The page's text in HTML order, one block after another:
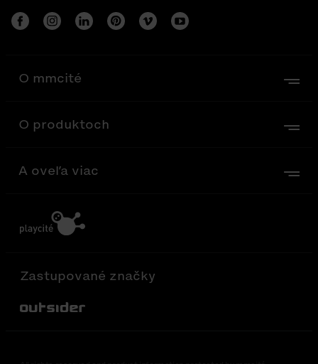
O mmcité
O produktoch
A oveľa viac
Zastupované značky
Out-Sider